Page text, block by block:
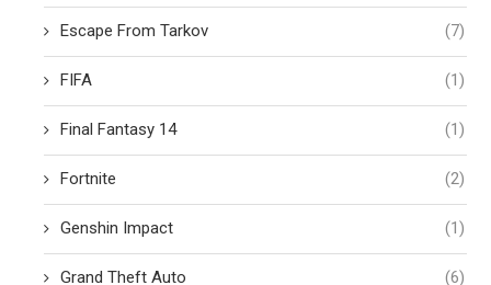
Escape From Tarkov (7)
FIFA (1)
Final Fantasy 14 (1)
Fortnite (2)
Genshin Impact (1)
Grand Theft Auto (6)